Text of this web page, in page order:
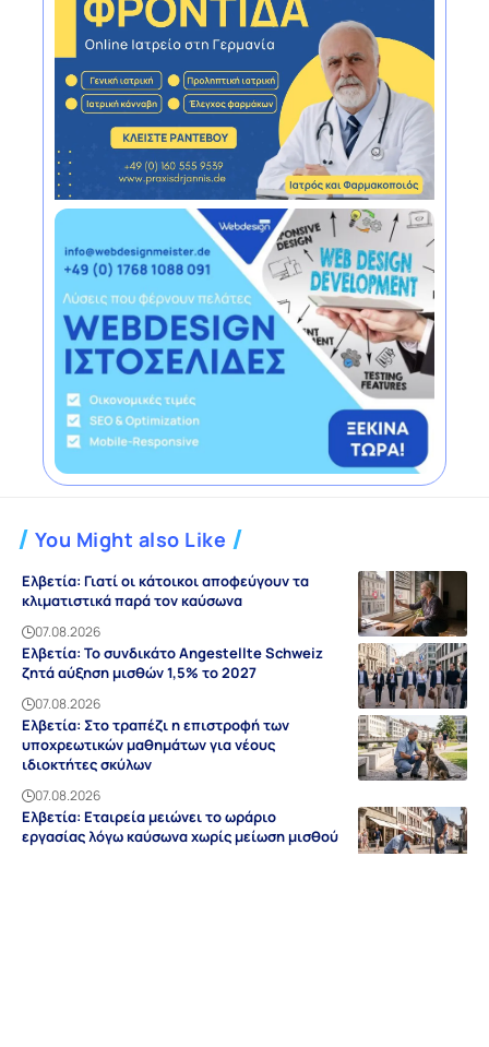
You Might also Like
Ελβετία: Γιατί οι κάτοικοι αποφεύγουν τα
κλιματιστικά παρά τον καύσωνα
07.08.2026
Ελβετία: Το συνδικάτο Angestellte Schweiz
ζητά αύξηση μισθών 1,5% το 2027
07.08.2026
Ελβετία: Στο τραπέζι η επιστροφή των
υποχρεωτικών μαθημάτων για νέους
ιδιοκτήτες σκύλων
07.08.2026
Ελβετία: Εταιρεία μειώνει το ωράριο
εργασίας λόγω καύσωνα χωρίς μείωση μισθού